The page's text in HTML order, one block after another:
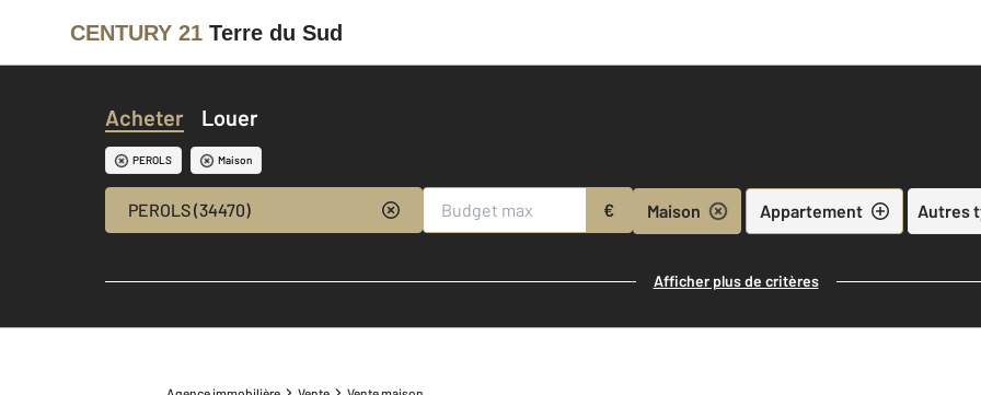
CENTURY 21 Terre du Sud
Acheter Louer
PEROLS Maison
PEROLS (34470) € Maison Appartement Autres
Afficher plus de critères